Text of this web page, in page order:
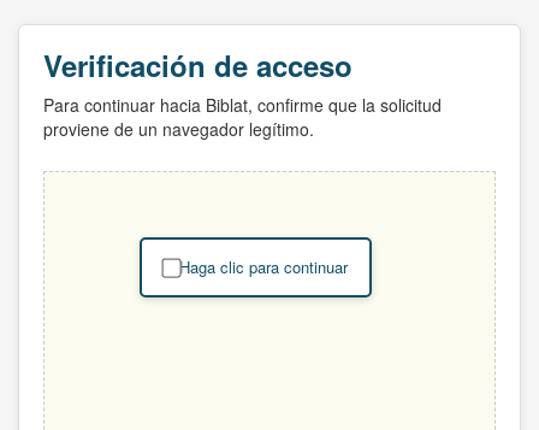
Verificación de acceso
Para continuar hacia Biblat, confirme que la solicitud
proviene de un navegador legítimo.
Haga clic para continuar